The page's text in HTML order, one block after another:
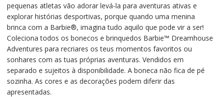
pequenas atletas vão adorar levá-la para aventuras ativas e
explorar histórias desportivas, porque quando uma menina
brinca com a Barbie®, imagina tudo aquilo que pode vir a ser!
Coleciona todos os bonecos e brinquedos Barbie™ Dreamhouse
Adventures para recriares os teus momentos favoritos ou
sonhares com as tuas próprias aventuras. Vendidos em
separado e sujeitos à disponibilidade. A boneca não fica de pé
sozinha. As cores e as decorações podem diferir das
apresentadas.